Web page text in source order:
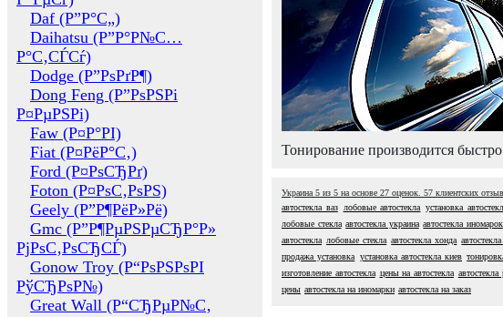
Daf (Р”Р°С„)
Daihatsu (Р”Р°Р№С…
Р°С‚СЃСѓ)
Dodge (Р”РѕРґР¶)
Dong Feng (Р”РѕРЅРі
Р¤РµРЅРі)
Faw (Р¤Р°РІ)
Fiat (Р¤РёР°С‚)
Ford (Р¤РѕСЂРґ)
Foton (Р¤РѕС‚РѕРЅ)
Geely (Р”Р¶РёР»Рё)
Gmc (Р”Р¶РµРЅРµСЂР°Р»
РјРѕС‚РѕСЂСЃ)
Gonow Troy (Р“РѕРЅРѕРІ
РўСЂРѕР№)
Great Wall (Р“СЂРµР№С‚
Тонирование производится
Украина 5 из 5 на основе 27 оценок. 57 клиентских
автостекла ваз
лобовые автостекла установка
лобовые стекла автостекла украина автостекла иномарок
автостекла лобовые стекла автостекла хонда
продажа установка установка автостекла киев
изготовление автостекла цены на автостекла
цены автостекла на иномарки автостекла на заказ